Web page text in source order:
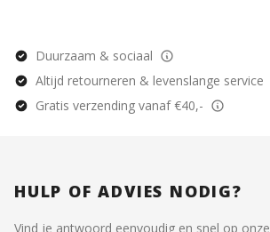
Duurzaam & sociaal
Altijd retourneren & levenslange service
Gratis verzending vanaf €40,-
HULP OF ADVIES NODIG?
Vind je antwoord eenvoudig en snel op onze